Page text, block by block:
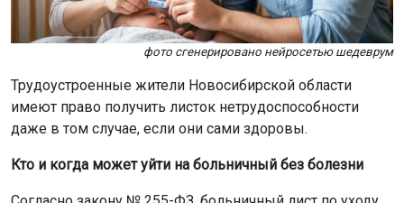
фото сгенерировано нейросетью шедеврум
Трудоустроенные жители Новосибирской области
имеют право получить листок нетрудоспособности
даже в том случае, если они сами здоровы.
Кто и когда может уйти на больничный без болезни